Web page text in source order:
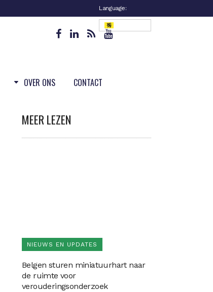
Language:
OVER ONS CONTACT
MEER LEZEN
NIEUWS EN UPDATES
Belgen sturen miniatuurhart naar
de ruimte voor
verouderingsonderzoek